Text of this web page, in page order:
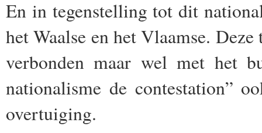
En in tegenstelling tot dit
het Waalse en hetVlaamse.
verbonden maar wel met het
nationalisme de contestation”
overtuiging.